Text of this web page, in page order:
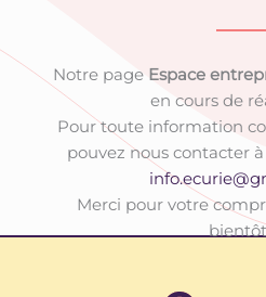
Notre page Espace
en cours de
Pour toute information
pouvez nous contacter à
Merci pour votre